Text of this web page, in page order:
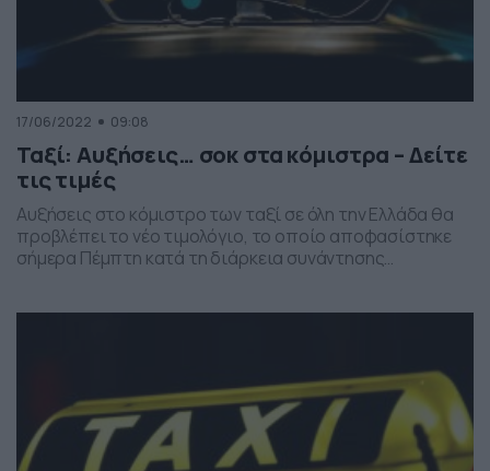
17/06/2022 09:08
Ταξί: Αυξήσεις… σοκ στα κόμιστρα – Δείτε
τις τιμές
Aυξήσεις στο κόμιστρο των ταξί σε όλη την Ελλάδα θα
προβλέπει το νέο τιμολόγιο, το οποίο αποφασίστηκε
σήμερα Πέμπτη κατά τη διάρκεια συνάντησης